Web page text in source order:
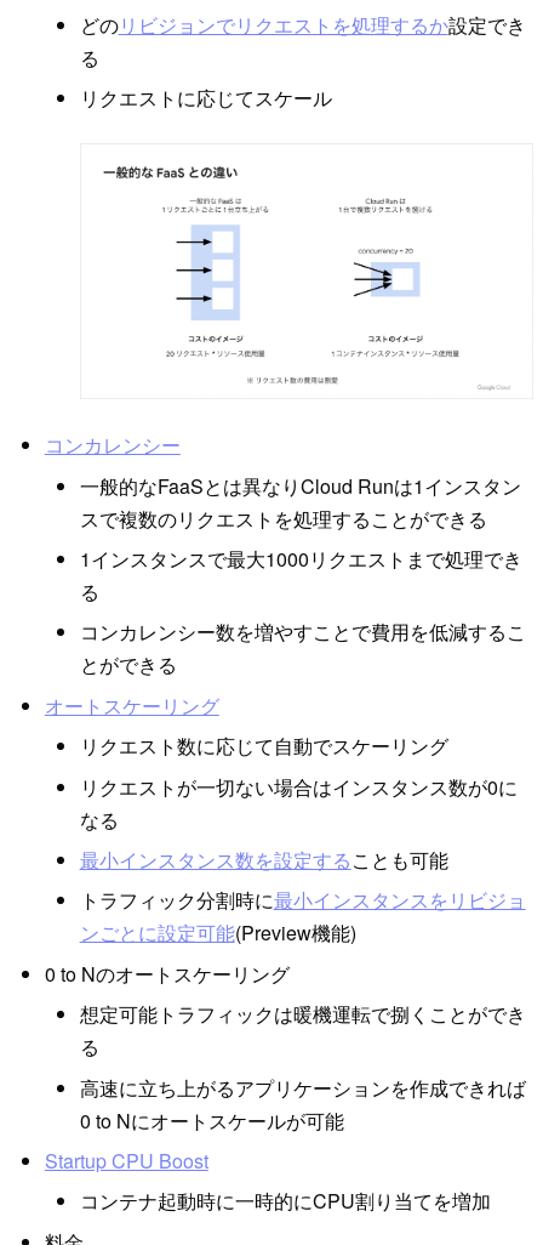
どのリビジョンでリクエストを処理するか設定でき
る
リクエストに応じてスケール
コンカレンシー
一般的なFaaSとは異なりCloud Runは1インスタン
スで複数のリクエストを処理することができる
1インスタンスで最大1000リクエストまで処理でき
る
コンカレンシー数を増やすことで費用を低減するこ
とができる
オートスケーリング
リクエスト数に応じて自動でスケーリング
リクエストが一切ない場合はインスタンス数が0に
なる
最小インスタンス数を設定することも可能
トラフィック分割時に最小インスタンスをリビジョ
ンごとに設定可能(Preview機能)
0 to Nのオートスケーリング
想定可能トラフィックは暖機運転で捌くことができ
る
高速に立ち上がるアプリケーションを作成できれば
0 to Nにオートスケールが可能
Startup CPU Boost
コンテナ起動時に一時的にCPU割り当てを増加